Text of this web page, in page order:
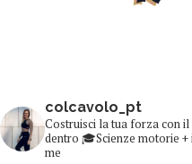
colcavolo_pt
Costruisci la tua forza con il
dentro 🎓Scienze motorie
me